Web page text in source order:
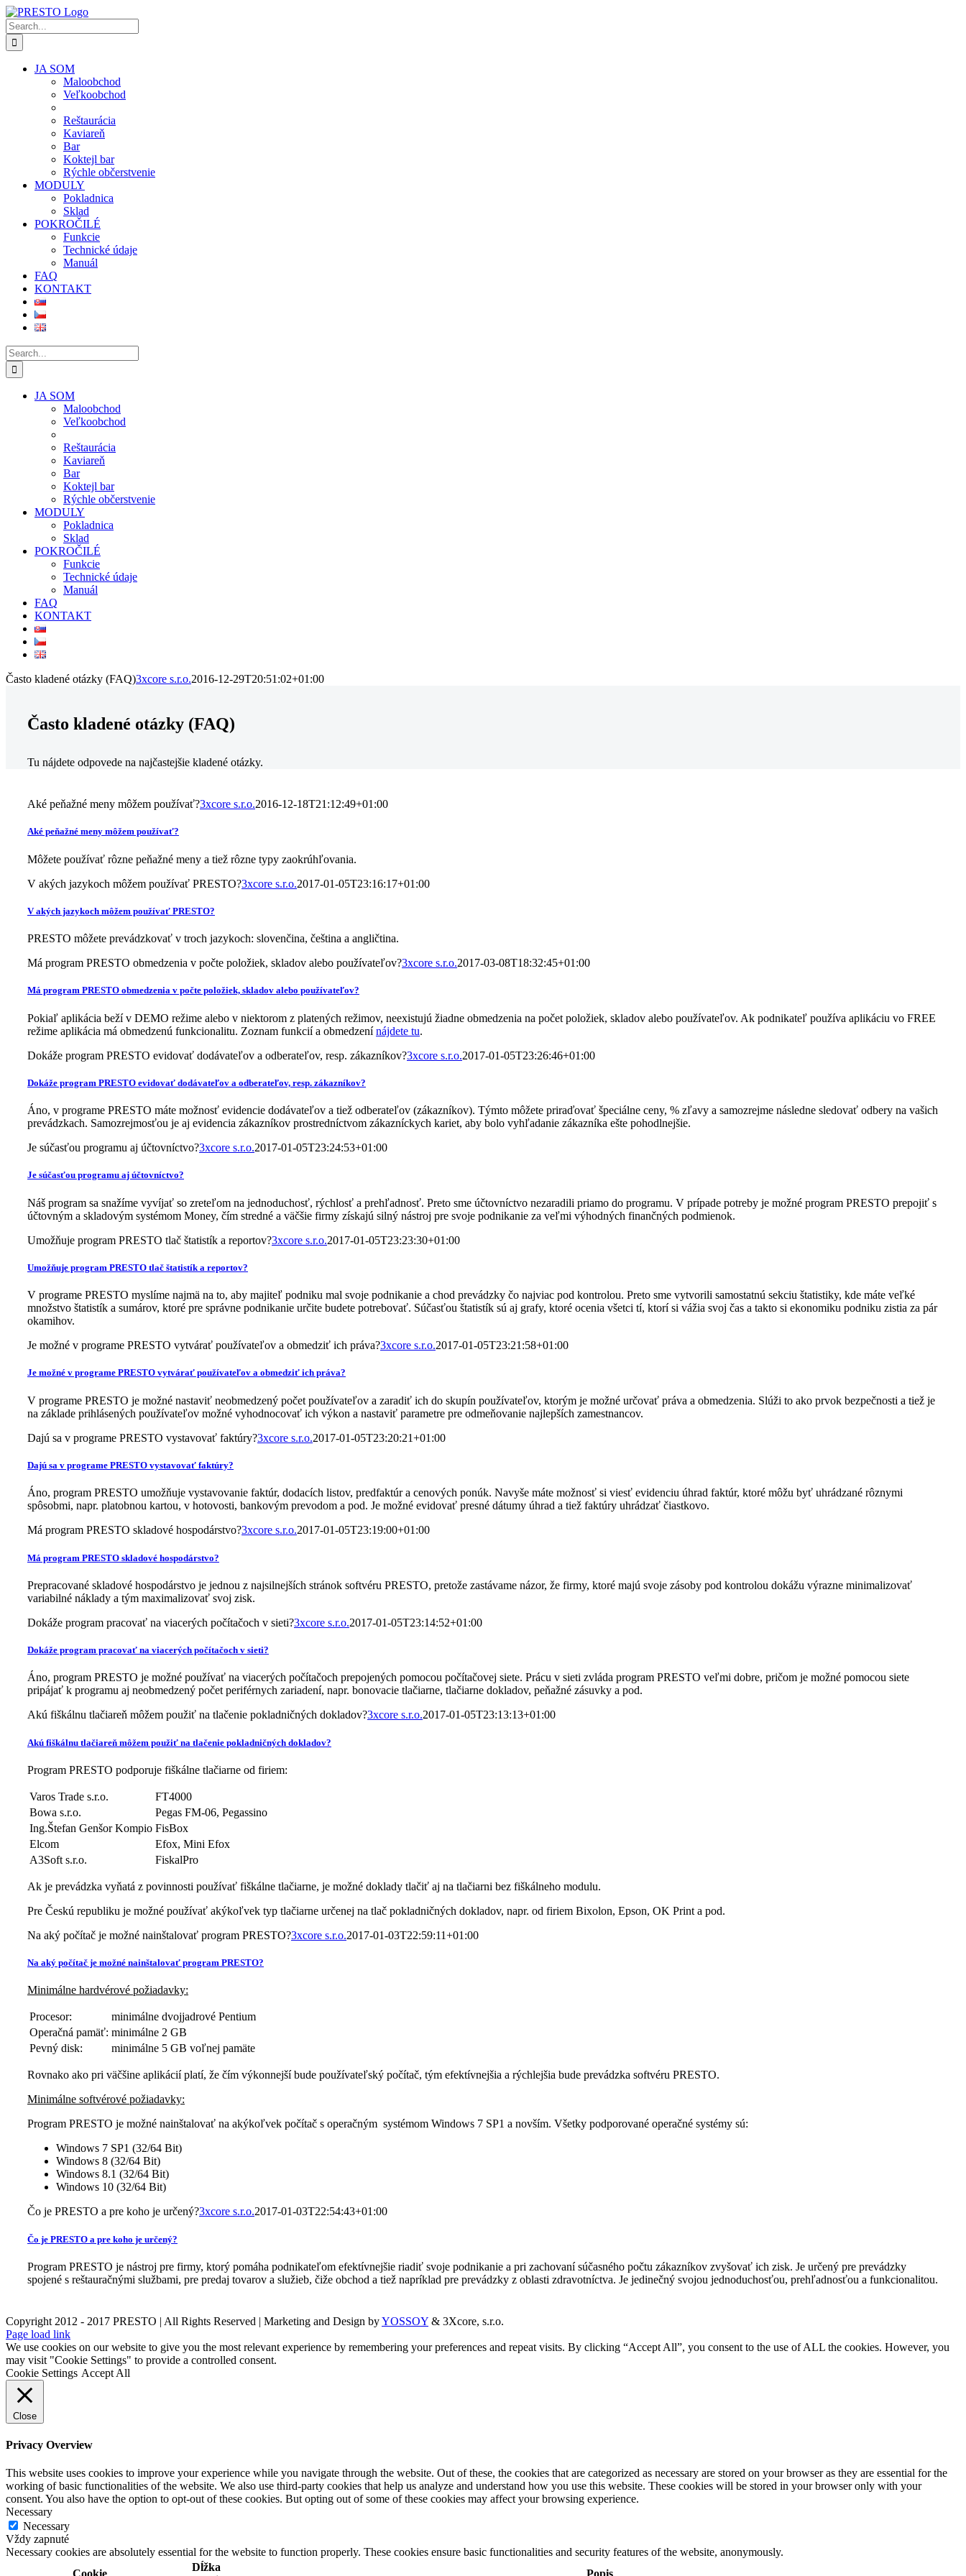
Skip
to
content
Search
for:
JA SOM
Maloobchod
Veľkoobchod
Reštaurácia
Kaviareň
Bar
Koktejl bar
Rýchle občerstvenie
MODULY
Pokladnica
Sklad
POKROČILÉ
Funkcie
Technické údaje
Manuál
FAQ
KONTAKT
Search
for:
JA SOM
Maloobchod
Veľkoobchod
Reštaurácia
Kaviareň
Bar
Koktejl bar
Rýchle občerstvenie
MODULY
Pokladnica
Sklad
POKROČILÉ
Funkcie
Technické údaje
Manuál
FAQ
KONTAKT
Často kladené otázky (FAQ)3xcore s.r.o.2016-12-29T20:51:02+01:00
Často kladené otázky (FAQ)
Tu nájdete odpovede na najčastejšie kladené otázky.
Aké peňažné meny môžem používať?3xcore s.r.o.2016-12-18T21:12:49+01:00
Aké peňažné meny môžem používať?
Môžete používať rôzne peňažné meny a tiež rôzne typy zaokrúhľovania.
V akých jazykoch môžem používať PRESTO?3xcore s.r.o.2017-01-05T23:16:17+01:00
V akých jazykoch môžem používať PRESTO?
PRESTO môžete prevádzkovať v troch jazykoch: slovenčina, čeština a angličtina.
Má program PRESTO obmedzenia v počte položiek, skladov alebo používateľov?3xcore s.r.o.2017-03-08T18:32:45+01:00
Má program PRESTO obmedzenia v počte položiek, skladov alebo používateľov?
Pokiaľ aplikácia beží v DEMO režime alebo v niektorom z platených režimov, neexistujú žiadne obmedzenia na počet položiek, skladov alebo používateľov. Ak podnikateľ používa aplikáciu vo FREE
režime aplikácia má obmedzenú funkcionalitu. Zoznam funkcií a obmedzenínájdete tu.
Dokáže program PRESTO evidovať dodávateľov a odberateľov, resp. zákazníkov?3xcore s.r.o.2017-01-05T23:26:46+01:00
Dokáže program PRESTO evidovať dodávateľov a odberateľov, resp. zákazníkov?
Áno, v programe PRESTO máte možnosť evidencie dodávateľov a tiež odberateľov (zákazníkov). Týmto môžete priraďovať špeciálne ceny, % zľavy a samozrejme následne sledovať odbery na vašich
prevádzkach. Samozrejmosťou je aj evidencia zákazníkov prostredníctvom zákazníckych kariet, aby bolo vyhľadanie zákazníka ešte pohodlnejšie.
Je súčasťou programu aj účtovníctvo?3xcore s.r.o.2017-01-05T23:24:53+01:00
Je súčasťou programu aj účtovníctvo?
Náš program sa snažíme vyvíjať so zreteľom na jednoduchosť, rýchlosť a prehľadnosť. Preto sme účtovníctvo nezaradili priamo do programu. V prípade potreby je možné program PRESTO prepojiť s
účtovným a skladovým systémom Money, čím stredné a väčšie firmy získajú silný nástroj pre svoje podnikanie za veľmi výhodných finančných podmienok.
Umožňuje program PRESTO tlač štatistík a reportov?3xcore s.r.o.2017-01-05T23:23:30+01:00
Umožňuje program PRESTO tlač štatistík a reportov?
V programe PRESTO myslíme najmä na to, aby majiteľ podniku mal svoje podnikanie a chod prevádzky čo najviac pod kontrolou. Preto sme vytvorili samostatnú sekciu štatistiky, kde máte veľké
množstvo štatistík a sumárov, ktoré pre správne podnikanie určite budete potrebovať. Súčasťou štatistík sú aj grafy, ktoré ocenia všetci tí, ktorí si vážia svoj čas a takto si ekonomiku podniku zistia za pár
okamihov.
Je možné v programe PRESTO vytvárať používateľov a obmedziť ich práva?3xcore s.r.o.2017-01-05T23:21:58+01:00
Je možné v programe PRESTO vytvárať používateľov a obmedziť ich práva?
V programe PRESTO je možné nastaviť neobmedzený počet používateľov a zaradiť ich do skupín používateľov, ktorým je možné určovať práva a obmedzenia. Slúži to ako prvok bezpečnosti a tiež je
na základe prihlásených používateľov možné vyhodnocovať ich výkon a nastaviť parametre pre odmeňovanie najlepších zamestnancov.
Dajú sa v programe PRESTO vystavovať faktúry?3xcore s.r.o.2017-01-05T23:20:21+01:00
Dajú sa v programe PRESTO vystavovať faktúry?
Áno, program PRESTO umožňuje vystavovanie faktúr, dodacích listov, predfaktúr a cenových ponúk. Navyše máte možnosť si viesť evidenciu úhrad faktúr, ktoré môžu byť uhrádzané rôznymi
spôsobmi, napr. platobnou kartou, v hotovosti, bankovým prevodom a pod. Je možné evidovať presné dátumy úhrad a tiež faktúry uhrádzať čiastkovo.
Má program PRESTO skladové hospodárstvo?3xcore s.r.o.2017-01-05T23:19:00+01:00
Má program PRESTO skladové hospodárstvo?
Prepracované skladové hospodárstvo je jednou z najsilnejších stránok softvéru PRESTO, pretože zastávame názor, že firmy, ktoré majú svoje zásoby pod kontrolou dokážu výrazne minimalizovať
variabilné náklady a tým maximalizovať svoj zisk.
Dokáže program pracovať na viacerých počítačoch v sieti?3xcore s.r.o.2017-01-05T23:14:52+01:00
Dokáže program pracovať na viacerých počítačoch v sieti?
Áno, program PRESTO je možné používať na viacerých počítačoch prepojených pomocou počítačovej siete. Prácu v sieti zvláda program PRESTO veľmi dobre, pričom je možné pomocou siete
pripájať k programu aj neobmedzený počet periférnych zariadení, napr. bonovacie tlačiarne, tlačiarne dokladov, peňažné zásuvky a pod.
Akú fiškálnu tlačiareň môžem použiť na tlačenie pokladničných dokladov?3xcore s.r.o.2017-01-05T23:13:13+01:00
Akú fiškálnu tlačiareň môžem použiť na tlačenie pokladničných dokladov?
Program PRESTO podporuje fiškálne tlačiarne od firiem:
Varos Trade s.r.o.
FT4000
Bowa s.r.o.
Pegas FM-06, Pegassino
Ing.Štefan Genšor Kompio FisBox
Elcom
Efox, Mini Efox
A3Soft s.r.o.
FiskalPro
Ak je prevádzka vyňatá z povinnosti používať fiškálne tlačiarne, je možné doklady tlačiť aj na tlačiarni bez fiškálneho modulu.
Pre Českú republiku je možné používať akýkoľvek typ tlačiarne určenej na tlač pokladničných dokladov, napr. od firiem Bixolon, Epson, OK Print a pod.
Na aký počítač je možné nainštalovať program PRESTO?3xcore s.r.o.2017-01-03T22:59:11+01:00
Na aký počítač je možné nainštalovať program PRESTO?
Minimálne hardvérové požiadavky:
Procesor:
minimálne dvojjadrové Pentium
Operačná pamäť: minimálne 2 GB
Pevný disk:
minimálne 5 GB voľnej pamäte
Rovnako ako pri väčšine aplikácií platí, že čím výkonnejší bude používateľský počítač, tým efektívnejšia a rýchlejšia bude prevádzka softvéru PRESTO.
Minimálne softvérové požiadavky:
Program PRESTO je možné nainštalovať na akýkoľvek počítač s operačným systémom Windows 7 SP1 a novším. Všetky podporované operačné systémy sú:
Windows 7 SP1 (32/64 Bit)
Windows 8 (32/64 Bit)
Windows 8.1 (32/64 Bit)
Windows 10 (32/64 Bit)
Čo je PRESTO a pre koho je určený?3xcore s.r.o.2017-01-03T22:54:43+01:00
Čo je PRESTO a pre koho je určený?
Program PRESTO je nástroj pre firmy, ktorý pomáha podnikateľom efektívnejšie riadiť svoje podnikanie a pri zachovaní súčasného počtu zákazníkov zvyšovať ich zisk. Je určený pre prevádzky
spojené s reštauračnými službami, pre predaj tovarov a služieb, čiže obchod a tiež napríklad pre prevádzky z oblasti zdravotníctva. Je jedinečný svojou jednoduchosťou, prehľadnosťou a funkcionalitou.
Copyright 2012 - 2017 PRESTO | All Rights Reserved | Marketing and Design byYOSSOY & 3Xcore, s.r.o.
Page load link
We use cookies on our website to give you the most relevant experience by remembering your preferences and repeat visits. By clicking “Accept All”, you consent to the use of ALL the cookies. However, you
may visit "Cookie Settings" to provide a controlled consent.
Cookie Settings Accept All
Close
Privacy Overview
This website uses cookies to improve your experience while you navigate through the website. Out of these, the cookies that are categorized as necessary are stored on your browser as they are essential for the
working of basic functionalities of the website. We also use third-party cookies that help us analyze and understand how you use this website. These cookies will be stored in your browser only with your
consent. You also have the option to opt-out of these cookies. But opting out of some of these cookies may affect your browsing experience.
Necessary
Necessary
Vždy zapnuté
Necessary cookies are absolutely essential for the website to function properly. These cookies ensure basic functionalities and security features of the website, anonymously.
Dĺžka